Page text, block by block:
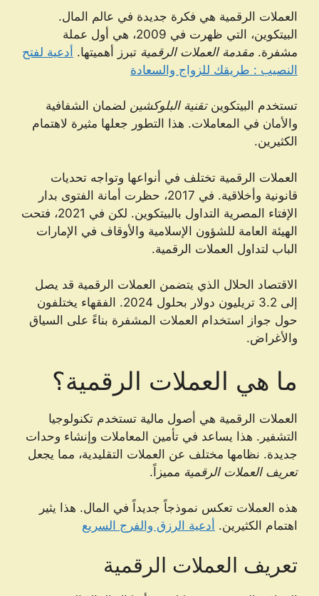
العملات الرقمية هي فكرة جديدة في عالم المال.
البيتكوين، التي ظهرت في 2009، هي أول عملة
مشفرة. مقدمة العملات الرقمية تبرز أهميتها. أدعية لفتح
النصيب : طريقك للزواج والسعادة
تستخدم البيتكوينتقنية البلوكشين لضمان الشفافية
والأمان في المعاملات. هذا التطور جعلها مثيرة لاهتمام
الكثيرين.
العملات الرقمية تختلف في أنواعها وتواجه تحديات
قانونية وأخلاقية. في 2017، حظرت أمانة الفتوى بدار
الإفتاء المصرية التداول بالبيتكوين. لكن في 2021، فتحت
الهيئة العامة للشؤون الإسلامية والأوقاف في الإمارات
الباب لتداول العملات الرقمية.
الاقتصاد الحلال الذي يتضمن العملات الرقمية قد يصل
إلى 3.2 تريليون دولار بحلول 2024. الفقهاء يختلفون
حول جواز استخدام العملات المشفرة بناءً على السياق
والأغراض.
ما هي العملات الرقمية؟
العملات الرقمية هي أصول مالية تستخدم تكنولوجيا
التشفير. هذا يساعد في تأمين المعاملات وإنشاء وحدات
جديدة. نظامها مختلف عن العملات التقليدية، مما يجعل
تعريف العملات الرقمية مميزاً.
هذه العملات تعكس نموذجاً جديداً في المال. هذا يثير
اهتمام الكثيرين. أدعية الرزق والفرج السريع
تعريف العملات الرقمية